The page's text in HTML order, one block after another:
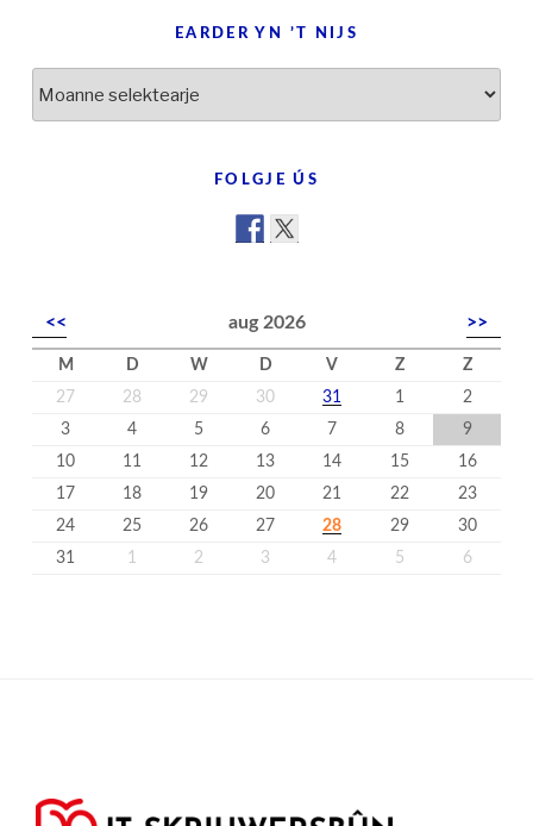
EARDER YN ’T NIJS
yn
FOLGJE ÚS
<< aug 2026 >>
M D W D V Z
Z
27
28 29 30 31 1
2
3
4 5 6 7 8
9
10
11 12 13 14 15
16
17
18 19 20 21 22
23
24
25 26 27 28 29
30
31
1 2 3 4 5 6